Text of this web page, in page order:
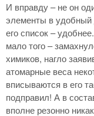
И вправду – не он
элементы в удобный
его список –
мало того –
химиков, нагло
атомарные веса
вписываются в его
подправил! А в
вполне резонно